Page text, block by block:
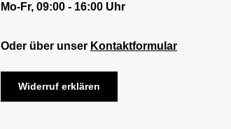
Mo-Fr, 09:00 - 16:00 Uhr
Oder über unser Kontaktformular
Widerruf erklären